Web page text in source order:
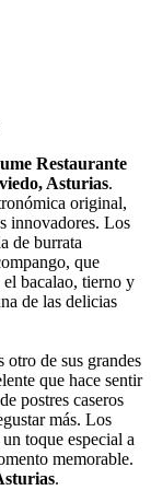
Restaurante
Asturias.
original,
innovadores. Los
de burrata
que
bacalao, tierno y
de las delicias
otro de sus grandes
que hace sentir
postres caseros
más. Los
toque especial a
memorable.
.